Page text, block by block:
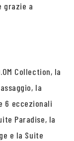
grazie a
Collection, la
la
6 eccezionali
Paradise, la
e la Suite